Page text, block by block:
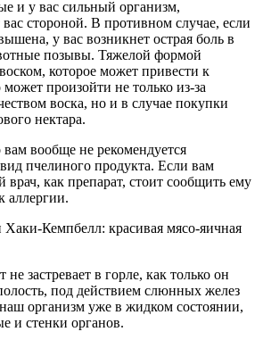
и у вас сильный организм,
стороной. В противном случае, если
у вас возникнет острая боль в
позывы. Тяжелой формой
которое может привести к
произойти не только из-за
воска, но и в случае покупки
нектара.
вообще не рекомендуется
пчелиного продукта. Если вам
врач, как препарат, стоит сообщить ему
аллергии.
Хаки-Кемпбелл: красивая мясо-яичная
застревает в горле, как только он
под действием слюнных желез
организм уже в жидком состоянии,
и стенки органов.